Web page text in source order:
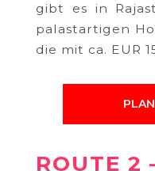
gibt es in
palastartigen
die mit ca. EUR
ROUTE 2